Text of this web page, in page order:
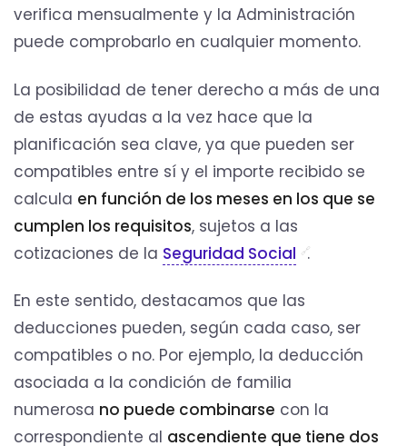
verifica mensualmente y la Administración
puede comprobarlo en cualquier momento.
La posibilidad de tener derecho a más de una
de estas ayudas a la vez hace que la
planificación sea clave, ya que pueden ser
compatibles entre sí y el importe recibido se
calcula en función de los meses en los que se
cumplen los requisitos, sujetos a las
cotizaciones de la Seguridad Social .
En este sentido, destacamos que las
deducciones pueden, según cada caso, ser
compatibles o no. Por ejemplo, la deducción
asociada a la condición de familia
numerosa no puede combinarse con la
correspondiente al ascendiente que tiene dos